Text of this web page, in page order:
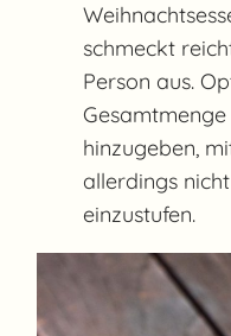
schmeckt
Person aus.
hinzugeben,
allerdings
einzustufen.